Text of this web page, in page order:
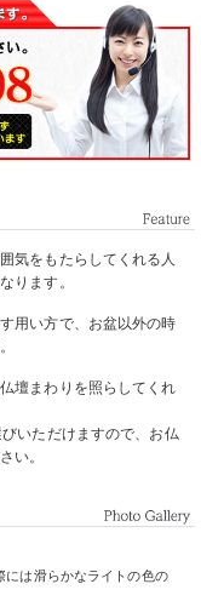
気をもたらしてくれる人
ります。
用い方で、お盆以外の時
壇まわりを照らしてくれ
いただけますので、お仏
い。
には滑らかなライトの色の